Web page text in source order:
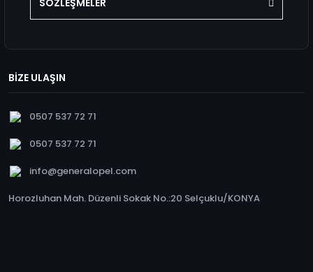
SÖZLEŞMELER
BİZE ULAŞIN
0507 537 72 71
0507 537 72 71
info@generalopel.com
Horozluhan Mah. Düzenli Sokak No.:20 Selçuklu/KONYA